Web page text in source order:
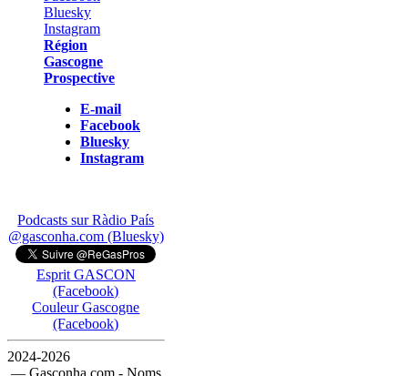
Région
Gascogne
Prospective
E-mail
Facebook
Bluesky
Instagram
Podcasts sur Ràdio País
@gasconha.com (Bluesky)
Esprit GASCON
(Facebook)
Couleur Gascogne
(Facebook)
2024-2026
— Gasconha.com - Noms